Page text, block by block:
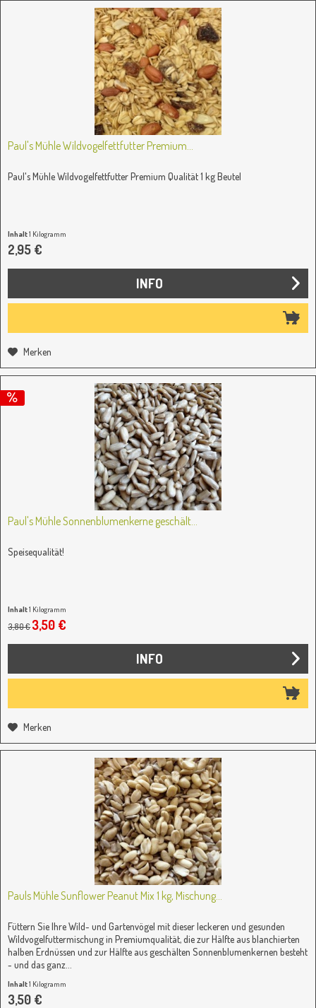
Paul's Mühle Wildvogelfettfutter Premium...
Paul's Mühle Wildvogelfettfutter Premium Qualität 1 kg Beutel
Inhalt1 Kilogramm
2,95 €
INFO
Merken
Paul's Mühle Sonnenblumenkerne geschält...
Speisequalität!
Inhalt1 Kilogramm
3,80 €3,50 €
INFO
Merken
Pauls Mühle Sunflower Peanut Mix 1 kg, Mischung...
Füttern Sie Ihre Wild- und Gartenvögel mit dieser leckeren und gesunden
Wildvogelfuttermischung in Premiumqualität, die zur Hälfte aus blanchierten
halben Erdnüssen und zur Hälfte aus geschälten Sonnenblumenkernen besteht
- und das ganz...
Inhalt1 Kilogramm
3,50 €